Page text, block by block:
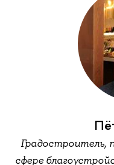
Градостроитель,
сфере